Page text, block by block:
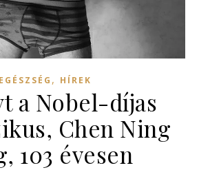
EGÉSZSÉG , HÍREK
a Nobel-díjas
Chen Ning
103 évesen